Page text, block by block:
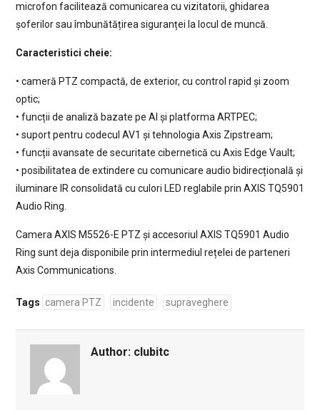
microfon facilitează comunicarea cu vizitatorii, ghidarea
șoferilor sau îmbunătățirea siguranței la locul de muncă.
Caracteristici cheie:
• cameră PTZ compactă, de exterior, cu control rapid și zoom
optic;
• funcții de analiză bazate pe AI și platforma ARTPEC;
• suport pentru codecul AV1 și tehnologia Axis Zipstream;
• funcții avansate de securitate cibernetică cu Axis Edge Vault;
• posibilitatea de extindere cu comunicare audio bidirecțională și
iluminare IR consolidată cu culori LED reglabile prin AXIS TQ5901
Audio Ring.
Camera AXIS M5526-E PTZ și accesoriul AXIS TQ5901 Audio
Ring sunt deja disponibile prin intermediul rețelei de parteneri
Axis Communications.
Tags camera PTZ incidente supraveghere
Author: clubitc